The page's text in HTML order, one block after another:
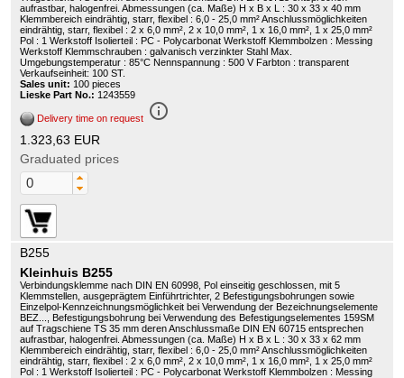
aufrastbar, halogenfrei. Abmessungen (ca. Maße) H x B x L : 30 x 33 x 40 mm
Klemmbereich eindrähtig, starr, flexibel : 6,0 - 25,0 mm² Anschlussmöglichkeiten
eindrähtig, starr, flexibel : 2 x 6,0 mm², 2 x 10,0 mm², 1 x 16,0 mm², 1 x 25,0 mm²
Pol : 1 Werkstoff Isolierteil : PC - Polycarbonat Werkstoff Klemmbolzen : Messing
Werkstoff Klemmschrauben : galvanisch verzinkter Stahl Max.
Umgebungstemperatur : 85°C Nennspannung : 500 V Farbton : transparent
Verkaufseinheit: 100 ST.
Sales unit: 100 pieces
Lieske Part No.: 1243559
Delivery time on request info_outline
1.323,63 EUR
Graduated prices
B255
Kleinhuis B255
Verbindungsklemme nach DIN EN 60998, Pol einseitig geschlossen, mit 5
Klemmstellen, ausgeprägtem Einführtrichter, 2 Befestigungsbohrungen sowie
Einzelpol-Kennzeichnungsmöglichkeit bei Verwendung der Bezeichnungselemente
BEZ..., Befestigungsbohrung bei Verwendung des Befestigungselementes 159SM
auf Tragschiene TS 35 mm deren Anschlussmaße DIN EN 60715 entsprechen
aufrastbar, halogenfrei. Abmessungen (ca. Maße) H x B x L : 30 x 33 x 62 mm
Klemmbereich eindrähtig, starr, flexibel : 6,0 - 25,0 mm² Anschlussmöglichkeiten
eindrähtig, starr, flexibel : 2 x 6,0 mm², 2 x 10,0 mm², 1 x 16,0 mm², 1 x 25,0 mm²
Pol : 1 Werkstoff Isolierteil : PC - Polycarbonat Werkstoff Klemmbolzen : Messing